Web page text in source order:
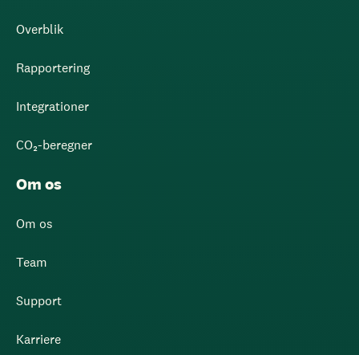
Overblik
Rapportering
Integrationer
CO₂-beregner
Om os
Om os
Team
Support
Karriere